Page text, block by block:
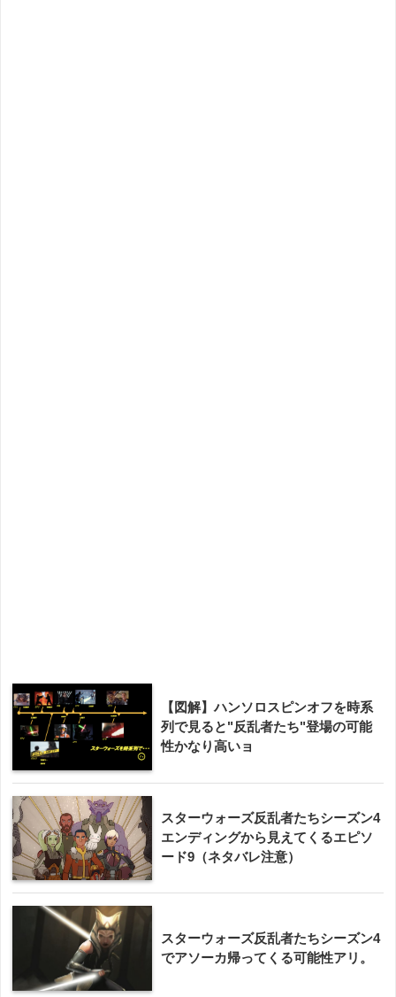
【図解】ハンソロスピンオフを時系
列で見ると"反乱者たち"登場の可能
性かなり高いョ
スターウォーズ反乱者たちシーズン4
エンディングから見えてくるエピソ
ード9（ネタバレ注意）
スターウォーズ反乱者たちシーズン4
でアソーカ帰ってくる可能性アリ。